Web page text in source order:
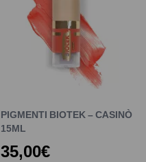
PIGMENTI BIOTEK – CASINÒ
15ML
35,00€